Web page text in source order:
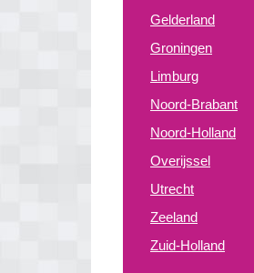
Gelderland
Groningen
Limburg
Noord-Brabant
Noord-Holland
Overijssel
Utrecht
Zeeland
Zuid-Holland